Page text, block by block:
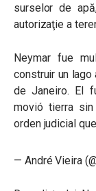
surselor de
autorizaţie a
Neymar fue
construir un
de Janeiro. El
movió tierra
orden judicial
— André Vieira